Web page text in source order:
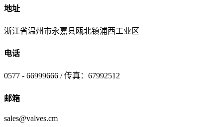
地址
浙江省温州市永嘉县瓯北镇浦西工业区
电话
0577 - 66999666 / 传真：67992512
邮箱
sales@valves.cm